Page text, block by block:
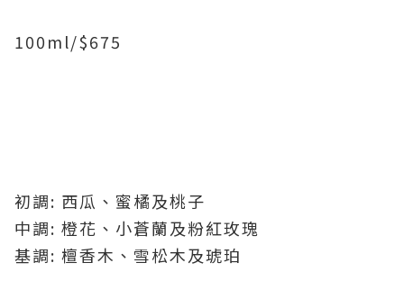
100ml/$675
初調: 西瓜、蜜橘及桃子
中調: 橙花、小蒼蘭及粉紅玫瑰
基調: 檀香木、雪松木及琥珀